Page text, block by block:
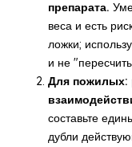
препарата.
веса и есть
ложки;
и не
Для пожилых:
составьте
дубли